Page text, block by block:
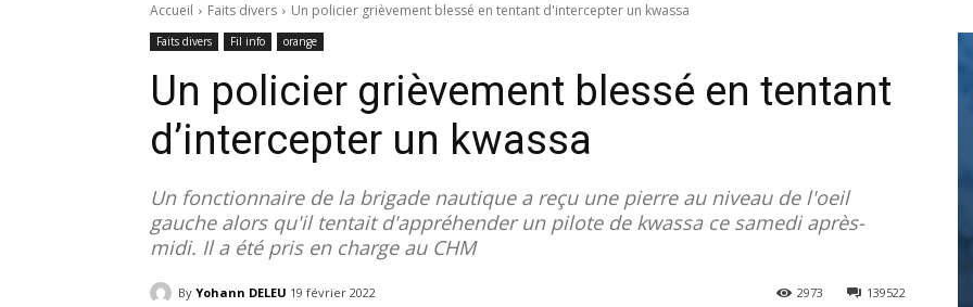
Accueil Faits divers Un policier grièvement blessé en tentant d'intercepter un kwassa
Faits divers Fil info orange
Un policier grièvement blessé en tentant
d’intercepter un kwassa
Un fonctionnaire de la brigade nautique a reçu une pierre au niveau de l'oeil
gauche alors qu'il tentait d'appréhender un pilote de kwassa ce samedi après-
midi. Il a été pris en charge au CHM
By Yohann DELEU 19 février 2022 139522
2973